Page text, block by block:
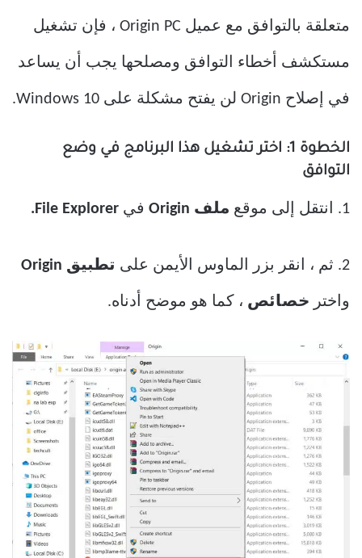
متعلقة بالتوافق مع عميل Origin PC ، فإن تشغيل
مستكشف أخطاء التوافق ومصلحها يجب أن يساعد
في إصلاح Origin لن يفتح مشكلة على Windows 10.
الخطوة 1: اختر تشغيل هذا البرنامج في وضع
التوافق
1. انتقل إلى موقع ملف Origin في File Explorer.
2. ثم ، انقر بزر الماوس الأيمن على تطبيق Origin
واختر خصائص ، كما هو موضح أدناه.